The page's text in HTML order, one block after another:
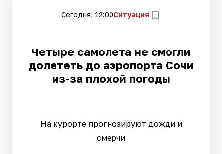
Сегодня, 12:00Ситуация
Четыре самолета не смогли
долететь до аэропорта Сочи
из-за плохой погоды
На курорте прогнозируют дожди и
смерчи